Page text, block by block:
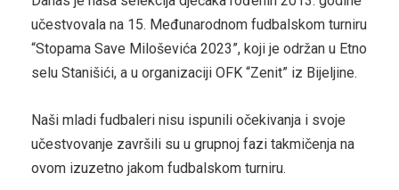
učestvovala na 15. Međunarodnom fudbalskom turniru
“Stopama Save Miloševića 2023”, koji je održan u Etno
selu Stanišići, a u organizaciji OFK “Zenit” iz Bijeljine.
Naši mladi fudbaleri nisu ispunili očekivanja i svoje
učestvovanje završili su u grupnoj fazi takmičenja na
ovom izuzetno jakom fudbalskom turniru.